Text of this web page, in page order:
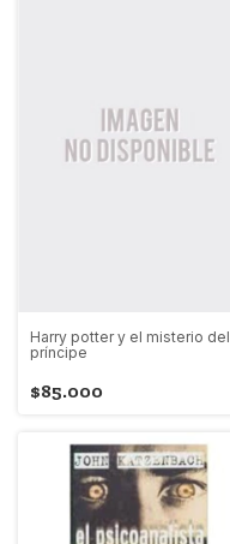
Harry potter y el misterio del
príncipe
$85.000